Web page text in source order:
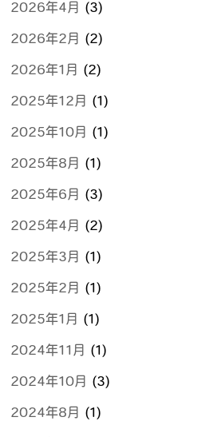
2026年4月 (3)
2026年2月 (2)
2026年1月 (2)
2025年12月 (1)
2025年10月 (1)
2025年8月 (1)
2025年6月 (3)
2025年4月 (2)
2025年3月 (1)
2025年2月 (1)
2025年1月 (1)
2024年11月 (1)
2024年10月 (3)
2024年8月 (1)